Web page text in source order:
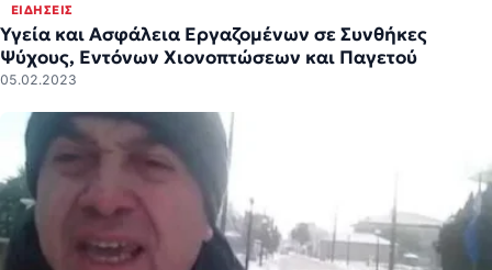
ΕΙΔΉΣΕΙΣ
Υγεία και Ασφάλεια Εργαζομένων σε Συνθήκες
Ψύχους, Εντόνων Χιονοπτώσεων και Παγετού
05.02.2023